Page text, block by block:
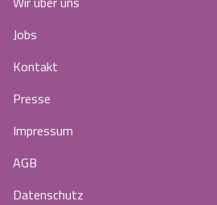
Jobs
Kontakt
Presse
Impressum
AGB
Datenschutz